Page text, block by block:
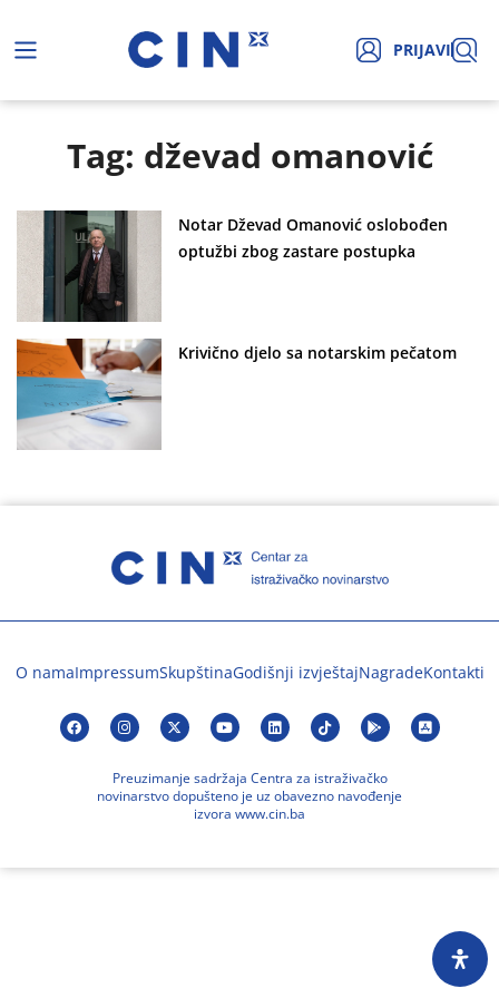
PRIJAVI
Tag: dževad omanović
Notar Dževad Omanović oslobođen
optužbi zbog zastare postupka
Krivično djelo sa notarskim pečatom
O namaImpressumSkupštinaGodišnji izvještajNagradeKontakti
Preuzimanje sadržaja Centra za istraživačko
novinarstvo dopušteno je uz obavezno navođenje
izvora www.cin.ba